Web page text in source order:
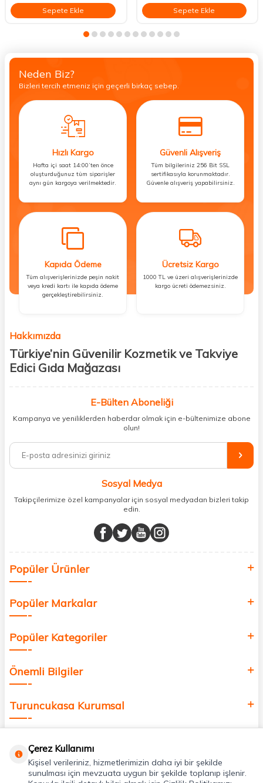
Sepete Ekle Sepete Ekle
Neden Biz?
Bizleri tercih etmeniz için geçerli birkaç sebep.
Hızlı Kargo
Hafta içi saat 14:00’ten önce
oluşturduğunuz tüm siparişler
aynı gün kargoya verilmektedir.
Güvenli Alışveriş
Tüm bilgileriniz 256 Bit SSL
sertifikasıyla korunmaktadır.
Güvenle alışveriş yapabilirsiniz.
Kapıda Ödeme
Tüm alışverişlerinizde peşin nakit
veya kredi kartı ile kapıda ödeme
gerçekleştirebilirsiniz.
Ücretsiz Kargo
1000 TL ve üzeri alışverişlerinizde
kargo ücreti ödemezsiniz.
Hakkımızda
Türkiye’nin Güvenilir Kozmetik ve Takviye
Edici Gıda Mağazası
kişisel bakım hem de takviye edici gıda ürünlerini sizlerle
buluşturuyoruz. Artık mağaza mağaza dolaşmanıza gerek yok;
ihtiyacınız olan her şeyi tek bir çatı altında topluyor ve kapınıza kadar
%100 orijinal kozmetik ve sağlık ürünleriyle güzelliğinizi tamamlayabilir,
vücudunuzu desteklemek için güvenilir takviye edici gıdalara
minerallere kadar binlerce ürünü uygun fiyat ve hızlı kargo avantajıyla
sunuyoruz.
buluşturuyor ve online alışveriş deneyiminizi en iyi hale getiriyoruz.
Sağlık, güzellik ve iyi yaşam için aradığınız her şey burada!
değer katmak için bize katılın!
E-Bülten Aboneliği
Kampanya ve yeniliklerden haberdar olmak için e-bültenimize abone
olun!
Sosyal Medya
Takipçilerimize özel kampanyalar için sosyal medyadan bizleri takip
edin.
Popüler Ürünler
Popüler Markalar
Popüler Kategoriler
Önemli Bilgiler
Turuncukasa Kurumsal
Uygulamalarımız
Çerez Kullanımı
Kişisel verileriniz, hizmetlerimizin daha iyi bir şekilde
sunulması için mevzuata uygun bir şekilde toplanıp işlenir.